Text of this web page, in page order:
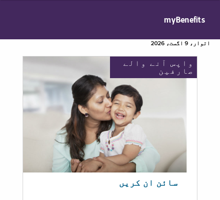
myBenefits
اتوار، 9 اگست، 2026
واپس آنے والے
صارفین
سائن ان کریں